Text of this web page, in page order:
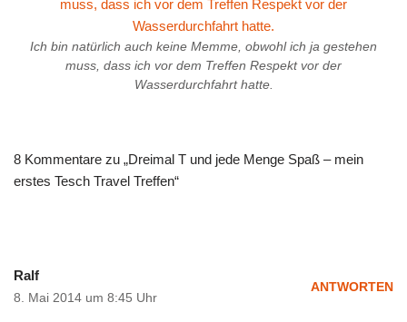
Ich bin natürlich auch keine Memme, obwohl ich ja gestehen
muss, dass ich vor dem Treffen Respekt vor der
Wasserdurchfahrt hatte.
8 Kommentare zu „Dreimal T und jede Menge Spaß – mein
erstes Tesch Travel Treffen“
Ralf
8. Mai 2014 um 8:45 Uhr
ANTWORTEN